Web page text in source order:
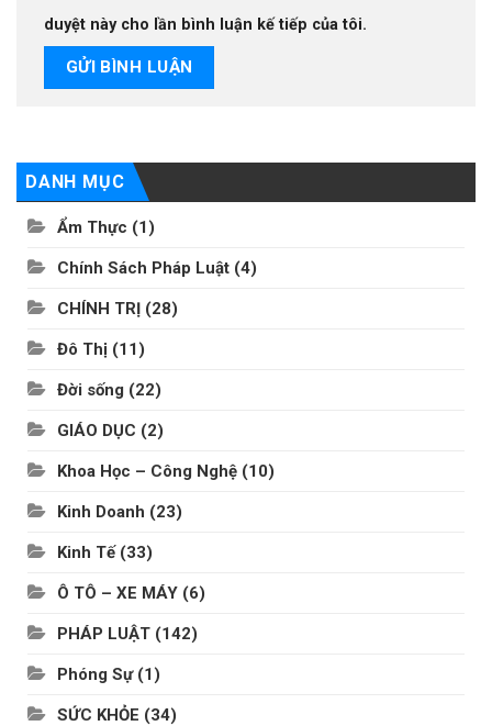
duyệt này cho lần bình luận kế tiếp của tôi.
DANH MỤC
Ẩm Thực (1)
Chính Sách Pháp Luật (4)
CHÍNH TRỊ (28)
Đô Thị (11)
Đời sống (22)
GIÁO DỤC (2)
Khoa Học – Công Nghệ (10)
Kinh Doanh (23)
Kinh Tế(33)
Ô TÔ – XE MÁY (6)
PHÁP LUẬT (142)
Phóng Sự(1)
SỨC KHỎE (34)